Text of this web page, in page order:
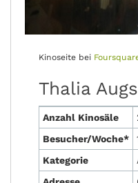
Kinoseite bei
Thalia
Anzahl Kinosäle
Besucher/Woche*
Kategorie